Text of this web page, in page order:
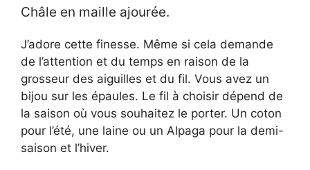
Châle en maille ajourée.
J’adore cette finesse. Même si cela demande
de l’attention et du temps en raison de la
grosseur des aiguilles et du fil. Vous avez un
bijou sur les épaules. Le fil à choisir dépend de
la saison où vous souhaitez le porter. Un coton
pour l’été, une laine ou un Alpaga pour la demi-
saison et l’hiver.